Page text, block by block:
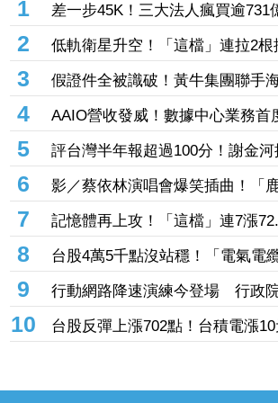
1
差一步45K！三大法人瘋買逾
亮燈、AI族群集體勁揚
2
低軌衛星升空！「這檔」連拉2根
騰輝漲停 兆赫、燿華、國巨、
3
假證件全被識破！黃牛集團聯手
唱會門票 實名制卡關慘賠千萬
4
AAIO營收發威！數據中心業務首
擴產 「6檔」最強台廠光通噴出
5
評台灣半年報超過100分！謝金河
狂成長成績 中韓全被甩在後頭
6
影／蔡依林演唱會爆笑插曲！「
瘋：鹿易十六
7
記憶體再上攻！「這檔」連7漲
南亞科、華邦電、旺宏都亮燈
8
台股4萬5千點沒站穩！「電氣電
檔亮紅燈 油電燃氣成提款機挫
9
行動網路降速演練今登場 行政
中心
10
台股反彈上漲702點！台積電漲
達電飆漲停、日月光漲逾7%